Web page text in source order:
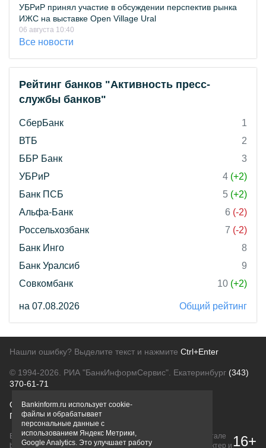
УБРиР принял участие в обсуждении перспектив рынка
ИЖС на выставке Open Village Ural
06 августа 10:40
Все новости
Рейтинг банков "Активность пресс-
службы банков"
СберБанк
1
ВТБ
2
ББР Банк
3
УБРиР
4 (+2)
Банк ПСБ
5 (+2)
Альфа-Банк
6 (-2)
Россельхозбанк
7 (-2)
Банк Инго
8
Банк Уралсиб
9
Совкомбанк
10 (+2)
на 07.08.2026 Общий рейтинг
Нашли ошибку? Выделите текст и нажмите Ctrl+Enter
© 1994-2026. РИА "БанкИнформСервис". Екатеринбург (343)
370-61-71
О проектеПолитика конфиденциальности
Правовая информацияДля рекламодателей
Вся информация о продуктах банков, размещенная на портале
bankinform.ru, носит исключительно ознакомительный характер и 16+
Bankinform.ru использует cookie-
файлы и обрабатывает
персональные данные с
использованием Яндекс Метрики,
Google Analytics. Это улучшает работу